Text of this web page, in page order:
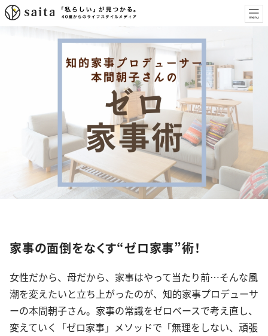
家事の面倒をなくす“ゼロ家事”術！
女性だから、母だから、家事はやって当たり前…そんな風
潮を変えたいと立ち上がったのが、知的家事プロデューサ
ーの本間朝子さん。家事の常識をゼロベースで考え直し、
変えていく「ゼロ家事」メソッドで「無理をしない、頑張